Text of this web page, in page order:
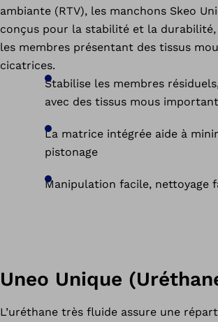
ambiante (RTV), les manchons Skeo
conçus pour la stabilité et la
les membres présentant des tissus
cicatrices.
Stabilise les membres
avec des tissus mous
La matrice intégrée aide à
pistonage
Manipulation facile, nettoyage
Uneo Unique
L’uréthane très fluide assure une